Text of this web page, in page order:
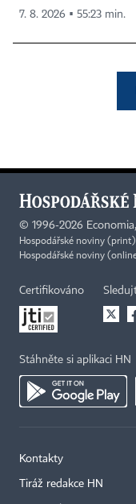
7. 8. 2026 ▪ 55:23 min.
© 1996-2026
Hospodářské noviny
Hospodářské noviny
Certifikováno
Stáhněte si aplikaci HN
Kontakty
Tiráž redakce HN